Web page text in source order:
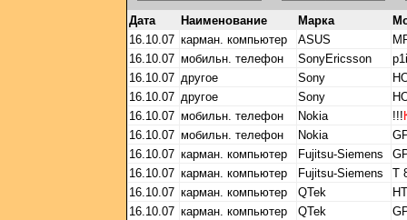
Дата Наименование Марка
16.10.07 карман. компьютер ASUS
16.10.07 мобильн. телефон SonyEricsson
p1i
16.10.07 другое Sony
16.10.07 другое Sony
16.10.07 мобильн. телефон Nokia !!!
16.10.07 мобильн. телефон Nokia
16.10.07 карман. компьютер Fujitsu-Siemens
16.10.07 карман. компьютер Fujitsu-Siemens
Т
16.10.07 карман. компьютер QTek
16.10.07 карман. компьютер QTek